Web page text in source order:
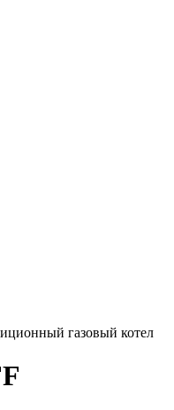
газовый котел